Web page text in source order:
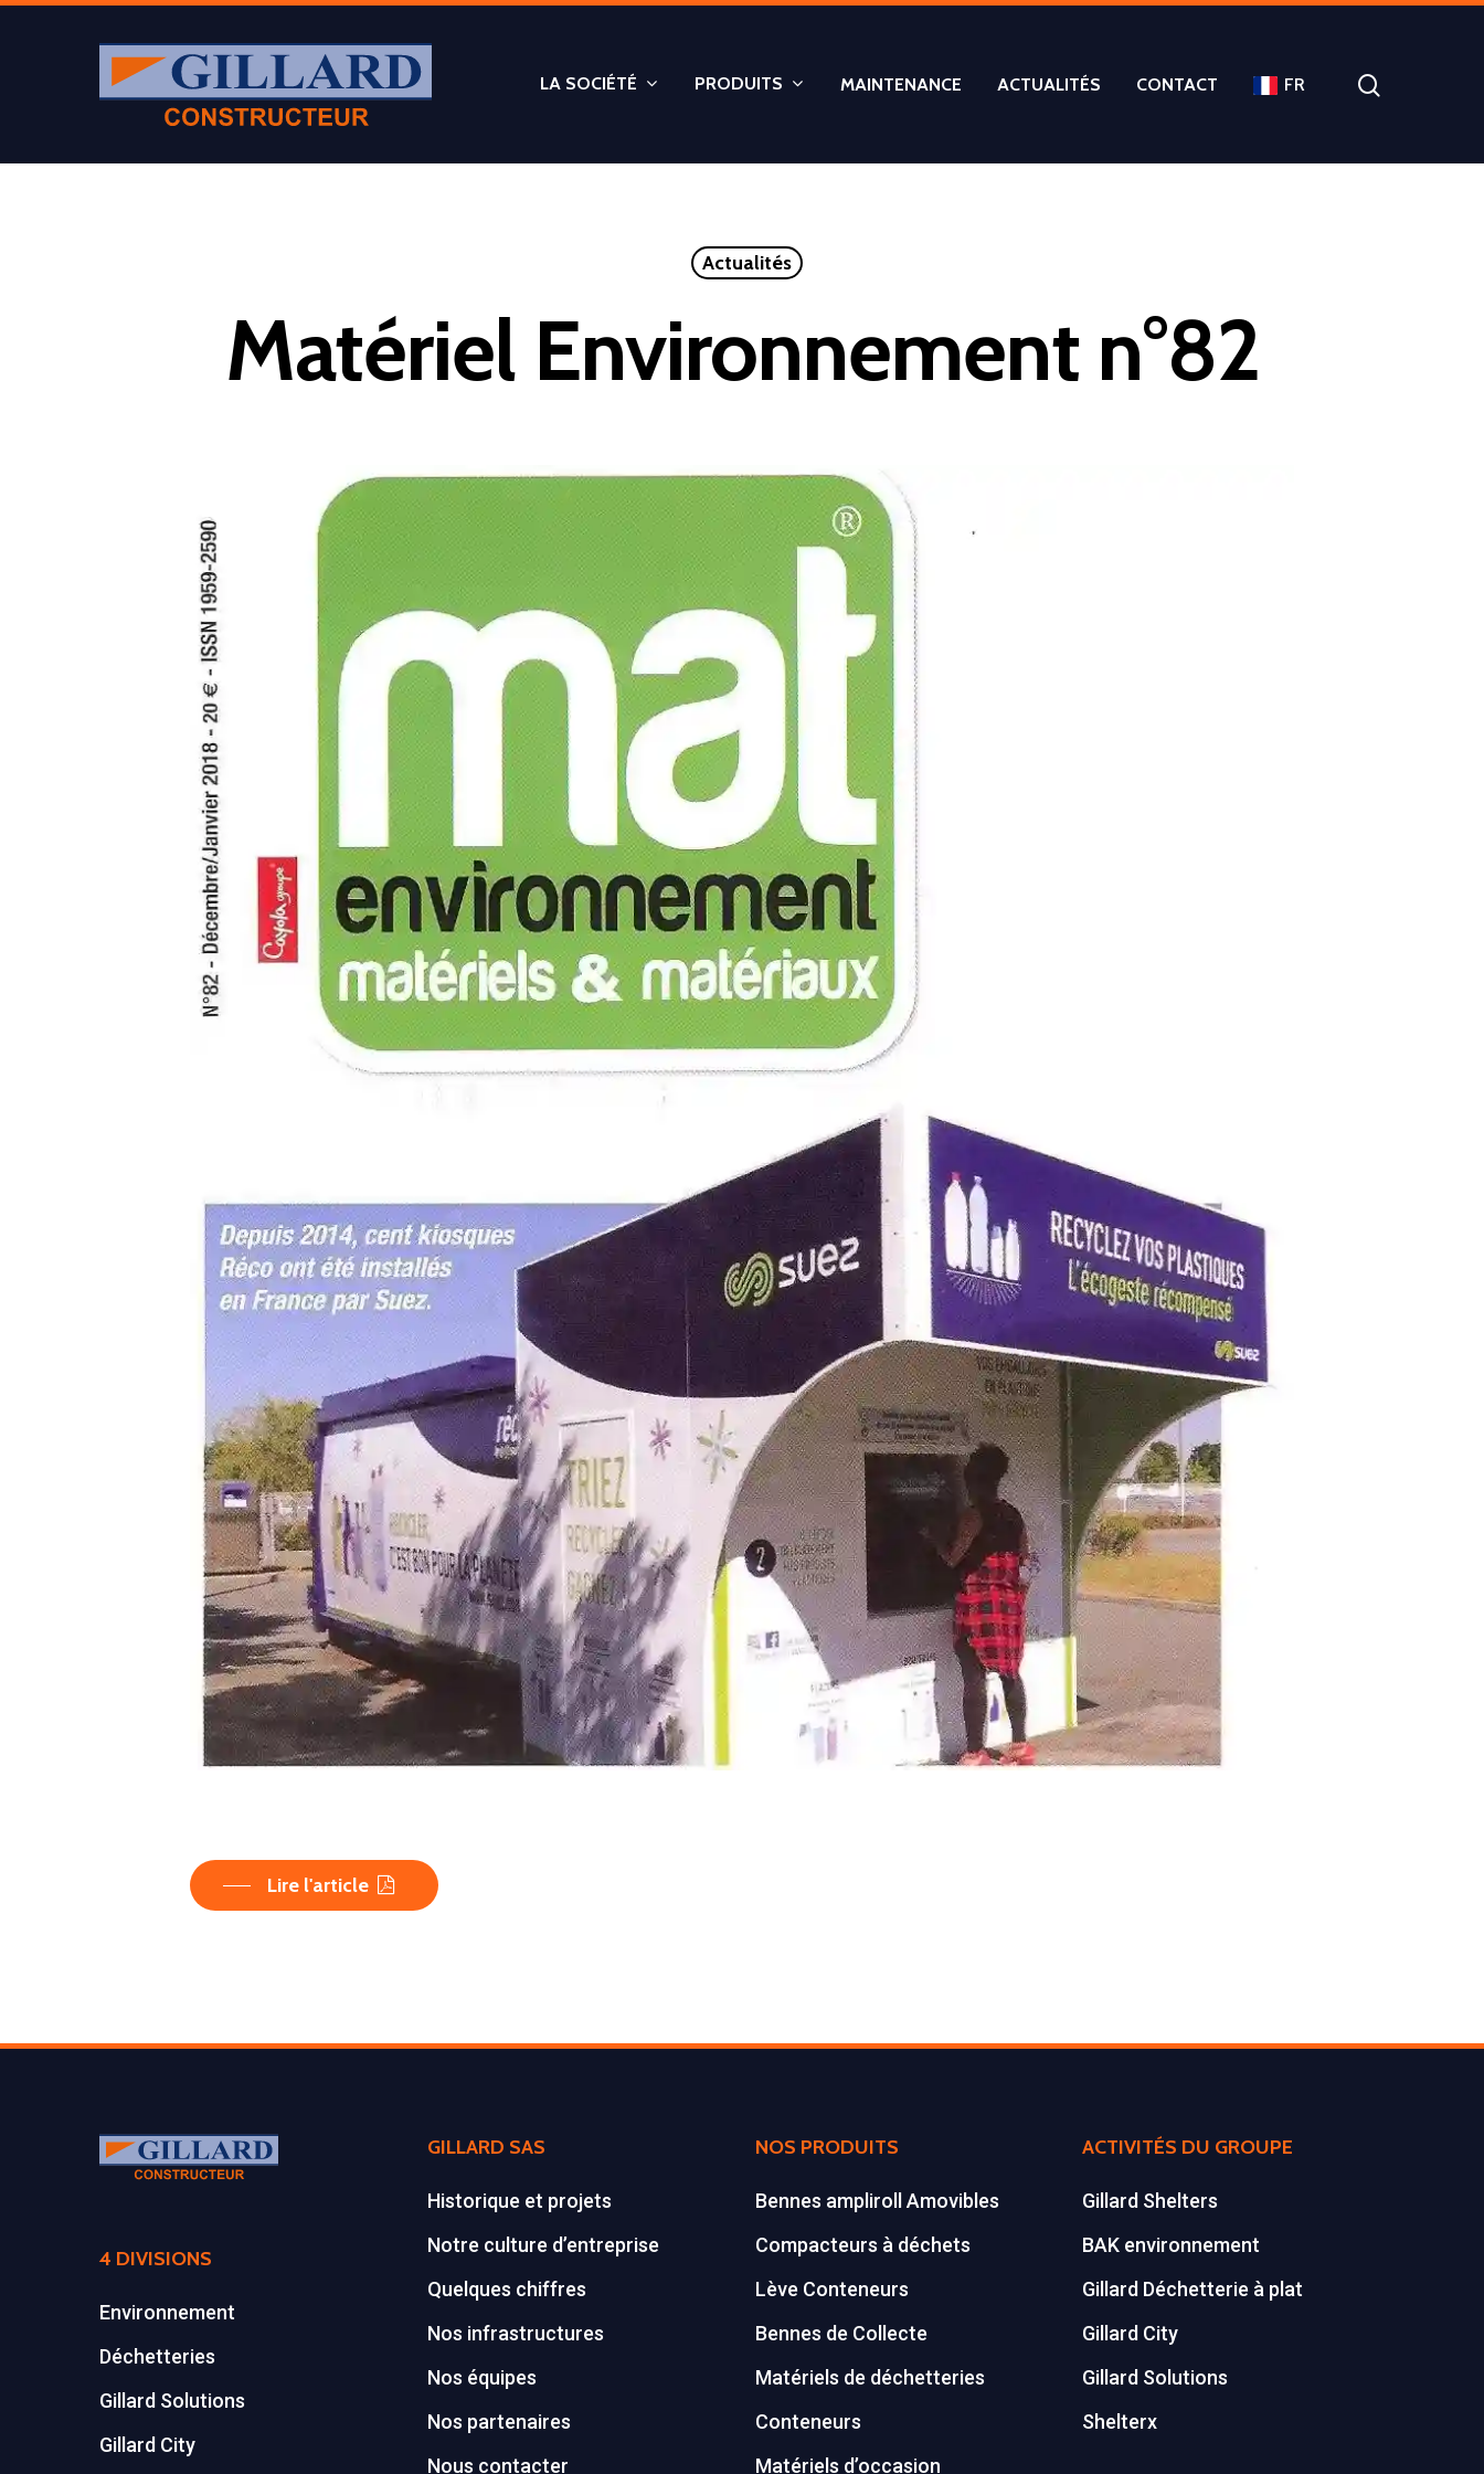
Appuyer sur Entrer ou ESC pour fermer
LA SOCIÉTÉ PRODUITS MAINTENANCE ACTUALITÉS CONTACT FR
Actualités
Matériel Environnement n°82
Lire l'article
4 DIVISIONS
Environnement
Déchetteries
Gillard Solutions
Gillard City
GILLARD SAS
Historique et projets
Notre culture d’entreprise
Quelques chiffres
Nos infrastructures
Nos équipes
Nos partenaires
Nous contacter
NOS PRODUITS
Bennes ampliroll Amovibles
Compacteurs à déchets
Lève Conteneurs
Bennes de Collecte
Matériels de déchetteries
Conteneurs
Matériels d’occasion
ACTIVITÉS DU GROUPE
Gillard Shelters
BAK environnement
Gillard Déchetterie à plat
Gillard City
Gillard Solutions
Shelterx
Déchetteries
Gillard Solutions
Gillard City
GILLARD S.A.S.
Z.A., Rue des Peupliers / BP 27
77590 BOIS LE ROI
Tél : 01 60 69 68 66
contact@gillard-sas.fr